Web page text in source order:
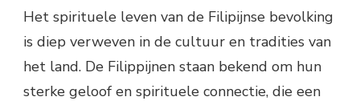
Het spirituele leven van de Filipijnse bevolking
is diep verweven in de cultuur en tradities van
het land. De Filippijnen staan bekend om hun
sterke geloof en spirituele connectie, die een